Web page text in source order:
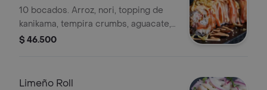
10 bocados. Arroz, nori, topping de
kanikama, tempira crumbs, aguacate,
slsa de aguila, spicy mayo, ,siracha y
$ 46.500
Limeño Roll